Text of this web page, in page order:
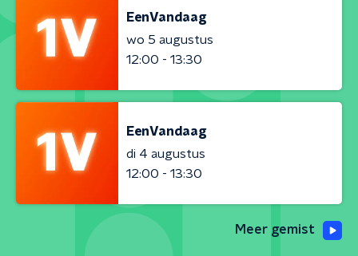
EenVandaag
wo 5 augustus
12:00 - 13:30
EenVandaag
di 4 augustus
12:00 - 13:30
Meer gemist